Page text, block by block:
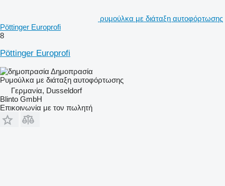
ρυμούλκα με διάταξη αυτοφόρτωσης
Pöttinger Europrofi
8
Pöttinger Europrofi
Δημοπρασία
Ρυμούλκα με διάταξη αυτοφόρτωσης
Γερμανία, Dusseldorf
Blinto GmbH
Επικοινωνία με τον πωλητή